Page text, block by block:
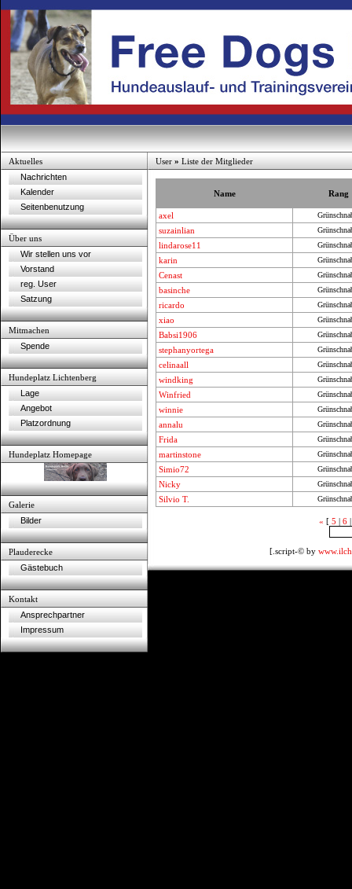
Aktuelles
Nachrichten
Kalender
Seitenbenutzung
Über uns
Wir stellen uns vor
Vorstand
reg. User
Satzung
Mitmachen
Spende
Hundeplatz Lichtenberg
Lage
Angebot
Platzordnung
Hundeplatz Homepage
Galerie
Bilder
Plauderecke
Gästebuch
Kontakt
Ansprechpartner
Impressum
User » Liste der Mitglieder
Name Rang
axel
suzainlian
lindarose11
karin
Cenast
basinche
ricardo
xiao
Babsi1906
stephanyortega
celinaall
windking
Winfried
winnie
annalu
Frida
martinstone
Simio72
Nicky
Silvio T.
« [ 5 | 6
[.script-© by